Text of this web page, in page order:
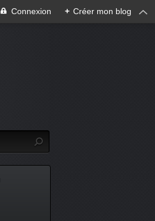
Connexion + Créer mon blog